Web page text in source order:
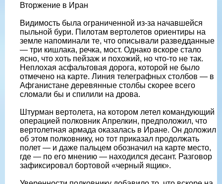
Вторжение в Иран
Видимость была ограниченной из-за начавшейся
пыльной бури. Пилотам вертолетов ориентиры на
земле напоминали те, что описывали разведданные
— три кишлака, речка, мост. Однако вскоре стало
ясно, что хоть пейзаж и похожий, но что-то не так.
Неплохая асфальтовая дорога, которой не было
отмечено на карте. Линия телеграфных столбов — в
Афганистане деревянные столбы скорее всего
сломали бы и спилили на дрова.
Штурман вертолета, на котором летел командующий
операцией полковник Апрелкин, предположил, что
вертолетная армада оказалась в Иране. Он доложил
об этом полковнику, но тот приказал продолжать
полет — и даже пальцем обозначил на карте место,
где — по его мнению — находился десант. Разговор
зафиксировал бортовой «черный ящик».